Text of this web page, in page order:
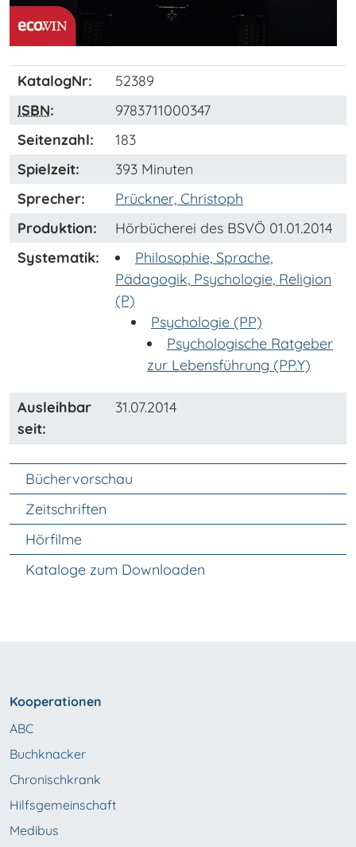
KatalogNr:
52389
ISBN:
9783711000347
Seitenzahl:
183
Spielzeit:
393 Minuten
Sprecher:
Prückner, Christoph
Produktion:
Hörbücherei des BSVÖ 01.01.2014
Systematik:
Philosophie, Sprache,
Pädagogik, Psychologie, Religion
(P)
Psychologie (PP)
Psychologische Ratgeber
zur Lebensführung (PP.Y)
Ausleihbar
seit:
31.07.2014
Unter Navigation
Büchervorschau
Zeitschriften
Hörfilme
Kataloge zum Downloaden
Kooperationen
ABC
Buchknacker
Chronischkrank
Hilfsgemeinschaft
Medibus